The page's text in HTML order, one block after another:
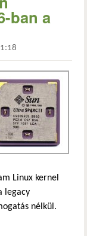
ban a
Linux kernel
legacy
nélkül.